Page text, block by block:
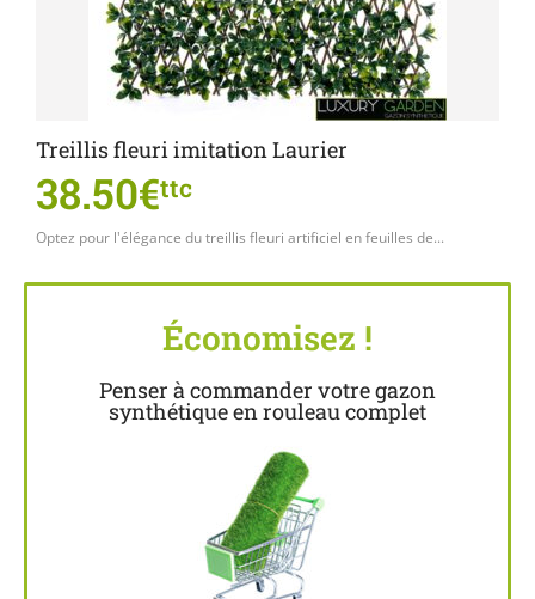
Treillis fleuri imitation Laurier
38.50€ttc
Optez pour l'élégance du treillis fleuri artificiel en feuilles de...
Économisez !
Penser à commander votre gazon
synthétique en rouleau complet